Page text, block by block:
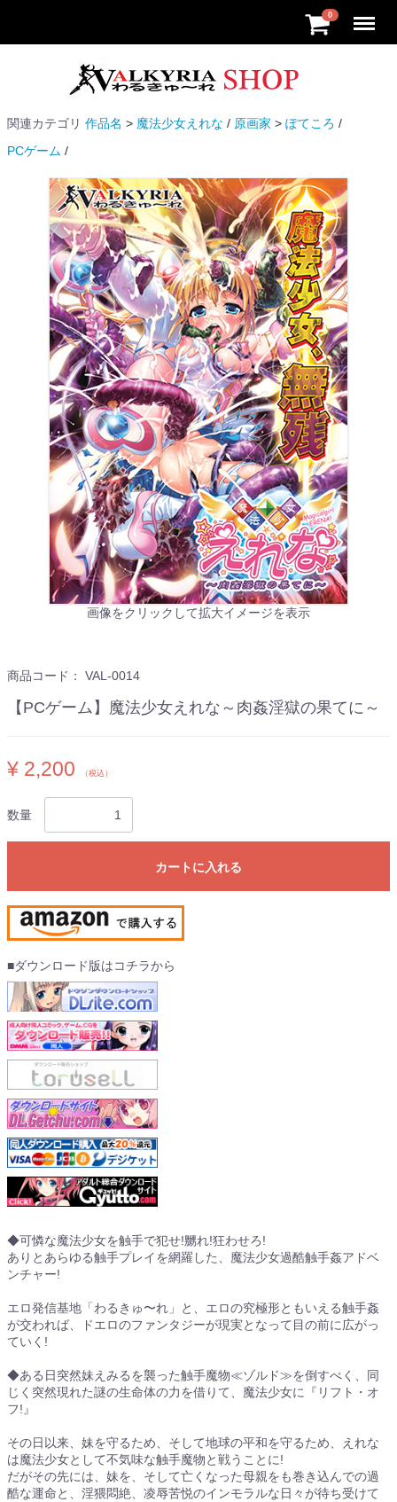
0
関連カテゴリ 作品名 魔法少女えれな 原画家
ぽてころ
PCゲーム
画像をクリックして拡大イメージを表示
商品コード： VAL-0014
【PCゲーム】魔法少女えれな～肉姦淫獄の果てに～
¥ 2,200 （税込）
数量
カートに入れる
■ダウンロード版はコチラから
◆可憐な魔法少女を触手で犯せ!嬲れ!狂わせろ!
ありとあらゆる触手プレイを網羅した、魔法少女過酷触手姦アドベ
ンチャー!
エロ発信基地「わるきゅ〜れ」と、エロの究極形ともいえる触手姦
が交われば、ドエロのファンタジーが現実となって目の前に広がっ
ていく!
◆ある日突然妹えみるを襲った触手魔物≪ゾルド≫を倒すべく、同
じく突然現れた謎の生命体の力を借りて、魔法少女に『リフト・オ
フ!』
その日以来、妹を守るため、そして地球の平和を守るため、えれな
は魔法少女として不気味な触手魔物と戦うことに!
だがその先には、妹を、そして亡くなった母親をも巻き込んでの過
酷な運命と、淫猥悶絶、凌辱苦悦のインモラルな日々が待ち受けて